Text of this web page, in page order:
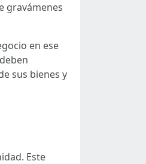
gravámenes
en ese
sus bienes y
Este